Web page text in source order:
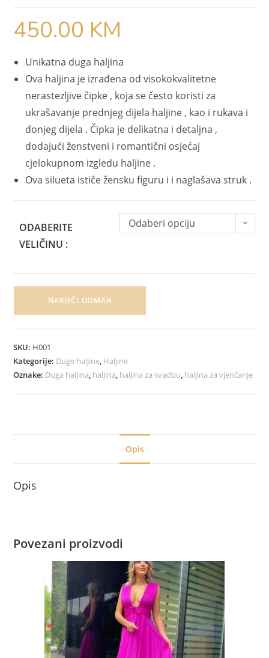
450.00 KM
Unikatna duga haljina
Ova haljina je izrađena od visokokvalitetne
nerastezljive čipke , koja se često koristi za
ukrašavanje prednjeg dijela haljine , kao i rukava i
donjeg dijela . Čipka je delikatna i detaljna ,
dodajući ženstveni i romantični osjećaj
cjelokupnom izgledu haljine .
Ova silueta ističe žensku figuru i i naglašava struk .
ODABERITE
VELIČINU :
Odaberi opciju
NARUČI ODMAH
SKU: H001
Kategorije: Duge haljine, Haljine
Oznake: Duga haljina, haljina, haljina za svadbu, haljina za vjenčanje
Opis
Opis
Povezani proizvodi